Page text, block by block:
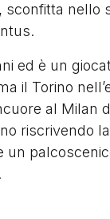
sconfitta nello
ed è un
il Torino
al Milan
riscrivendo
un